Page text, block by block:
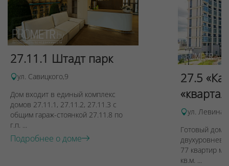
27.11.1 Штадт парк
ул. Савицкого,9
Дом входит в единый комплекс
домов 27.11.1, 27.11.2, 27.11.3 с
общим гараж-стоянкой 27.11.8 по
г.п. ...
Подробнее о доме
27.5
ул. Левина,
Готовый дом
77 квартир
кв.м. ...